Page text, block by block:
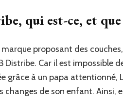
qui est-ce, et
marque proposant des
Distribe. Car il est impossible
grâce à un papa
changes de son enfant. Ainsi,